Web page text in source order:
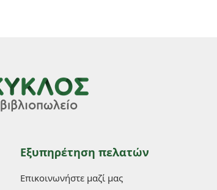
Εξυπηρέτηση πελατών
Επικοινωνήστε μαζί μας